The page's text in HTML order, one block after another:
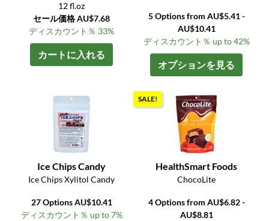
12 fl.oz
セール価格 AU$7.68
ディスカウント％ 33%
カートに入れる
5 Options from AU$5.41 -
AU$10.41
ディスカウント％ up to 42%
オプションを見る
Ice Chips Candy
Ice Chips Xylitol Candy
27 Options AU$10.41
ディスカウント％ up to 7%
SALE!
HealthSmart Foods
ChocoLite
4 Options from AU$6.82 -
AU$8.81